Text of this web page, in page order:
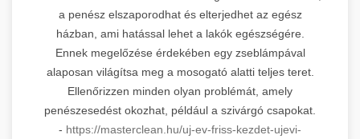
a penész elszaporodhat és elterjedhet az egész
házban, ami hatással lehet a lakók egészségére.
Ennek megelőzése érdekében egy zseblámpával
alaposan világítsa meg a mosogató alatti teljes teret.
Ellenőrizzen minden olyan problémát, amely
penészesedést okozhat, például a szivárgó csapokat.
- https://masterclean.hu/uj-ev-friss-kezdet-ujevi-